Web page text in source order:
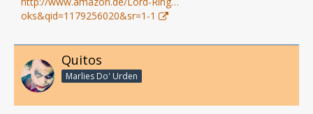
oks&qid=1179256020&sr=1-1
Quitos
Marlies Do' Urden